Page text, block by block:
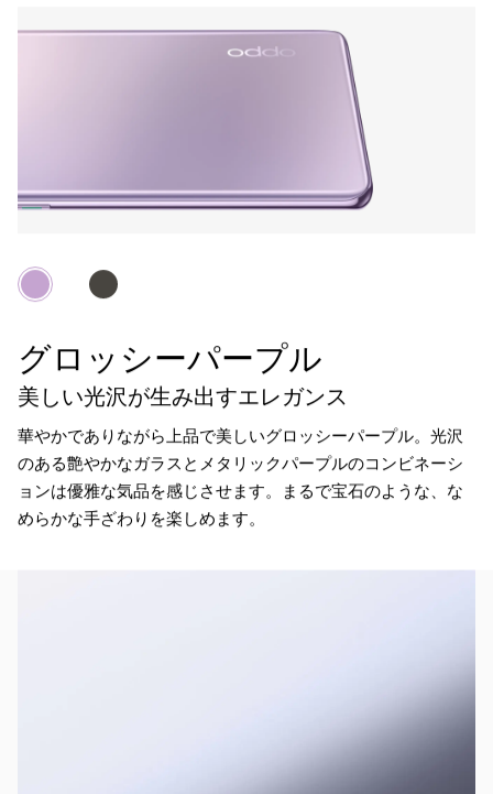
グロッシーパープル
美しい光沢が生み出すエレガンス
華やかでありながら上品で美しいグロッシーパープル。光沢
のある艶やかなガラスと メタリックパープルのコンビネーシ
ョンは優雅な気品を感じさせます。まるで宝石のような、な
めらかな手ざわりを楽しめます。
すべては使いやすさのために
薄くて軽く、美しい曲線を描く3Dカーブデザインは
なめらかに手になじみ、持ちやすく快適な使い心地を
提供します。
高級感あふれるカメラデザイン
写真を撮る、注目を集める
カメラシステムとしての高い性能だけでなく、細部ま
でムダをそぎ落とした洗練されたカメラデザインは、
見る人々を魅了し、興味をかき立てます。
薄さ7.9mmに収められた高性能
スタイリッシュなスリムボディ
まるでプロカメラマンのような写真の撮影を可能にす
る ハイスペックカメラをはじめ、魅力的な各種機能を
薄くて軽い
ボディに搭載。スペックに対して驚きの軽